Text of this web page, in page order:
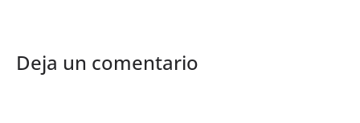
Deja un comentario